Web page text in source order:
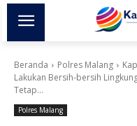
Beranda Polres Malang
Lakukan Bersih-bersih
Tetap...
Polres Malang